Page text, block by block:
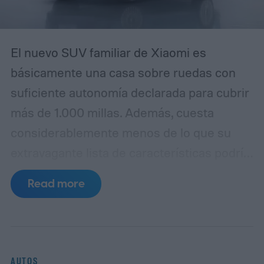
confundirla con la realidad.
El nuevo SUV familiar de Xiaomi es
básicamente una casa sobre ruedas con
suficiente autonomía declarada para cubrir
más de 1.000 millas. Además, cuesta
sugerir. La empresa ha lanzado
oficialmente el SkyNomad N90 Max en
Read more
AUTOS